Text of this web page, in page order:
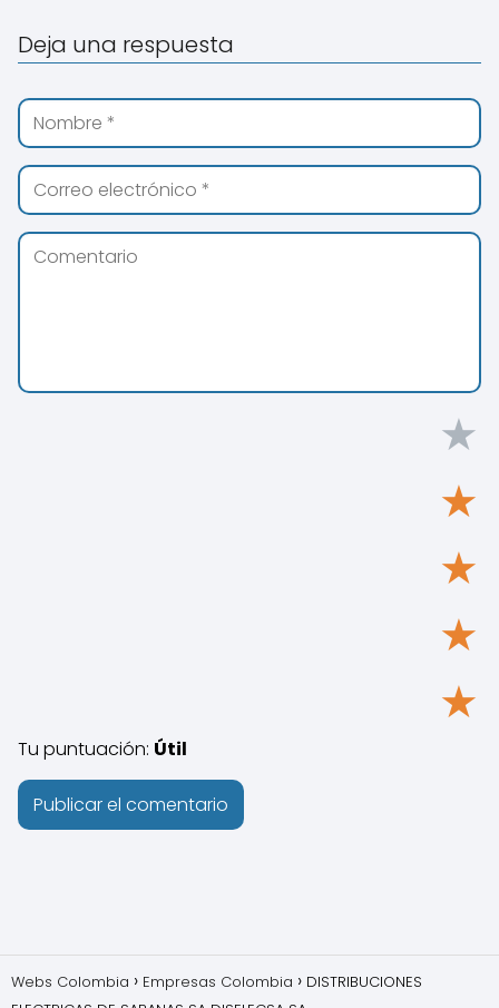
Deja una respuesta
★
★
★
★
★
Tu puntuación: Útil
Webs Colombia Empresas Colombia
DISTRIBUCIONES